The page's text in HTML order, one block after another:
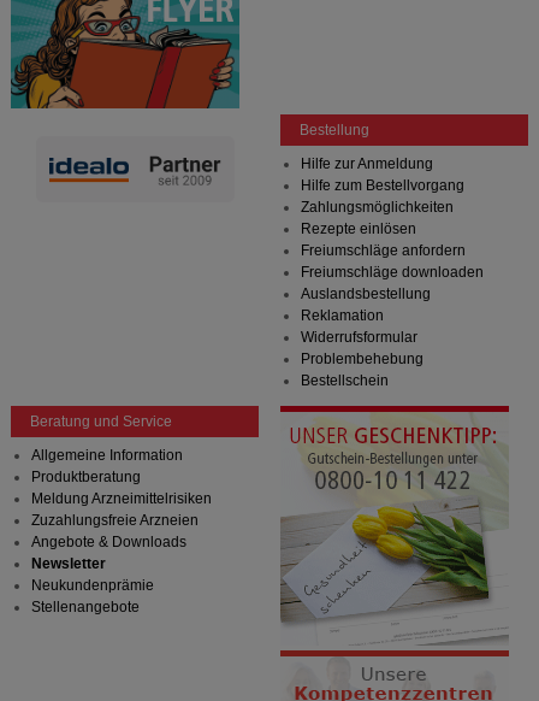
Bestellung
Hilfe zur Anmeldung
Hilfe zum Bestellvorgang
Zahlungsmöglichkeiten
Rezepte einlösen
Freiumschläge anfordern
Freiumschläge downloaden
Auslandsbestellung
Reklamation
Widerrufsformular
Problembehebung
Bestellschein
Beratung und Service
Allgemeine Information
Produktberatung
Meldung Arzneimittelrisiken
Zuzahlungsfreie Arzneien
Angebote & Downloads
Newsletter
Neukundenprämie
Stellenangebote